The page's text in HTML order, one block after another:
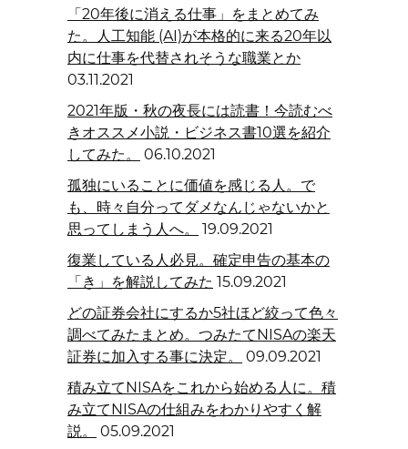
「20年後に消える仕事」をまとめてみ
た。人工知能 (AI)が本格的に来る20年以
内に仕事を代替されそうな職業とか
03.11.2021
2021年版・秋の夜長には読書！今読むべ
きオススメ小説・ビジネス書10選を紹介
してみた。
06.10.2021
孤独にいることに価値を感じる人。で
も、時々自分ってダメなんじゃないかと
思ってしまう人へ。
19.09.2021
復業している人必見。確定申告の基本の
「き」を解説してみた 15.09.2021
どの証券会社にするか5社ほど絞って色々
調べてみたまとめ。つみたてNISAの楽天
証券に加入する事に決定。
09.09.2021
積み立てNISAをこれから始める人に。積
み立てNISAの仕組みをわかりやすく解
説。
05.09.2021